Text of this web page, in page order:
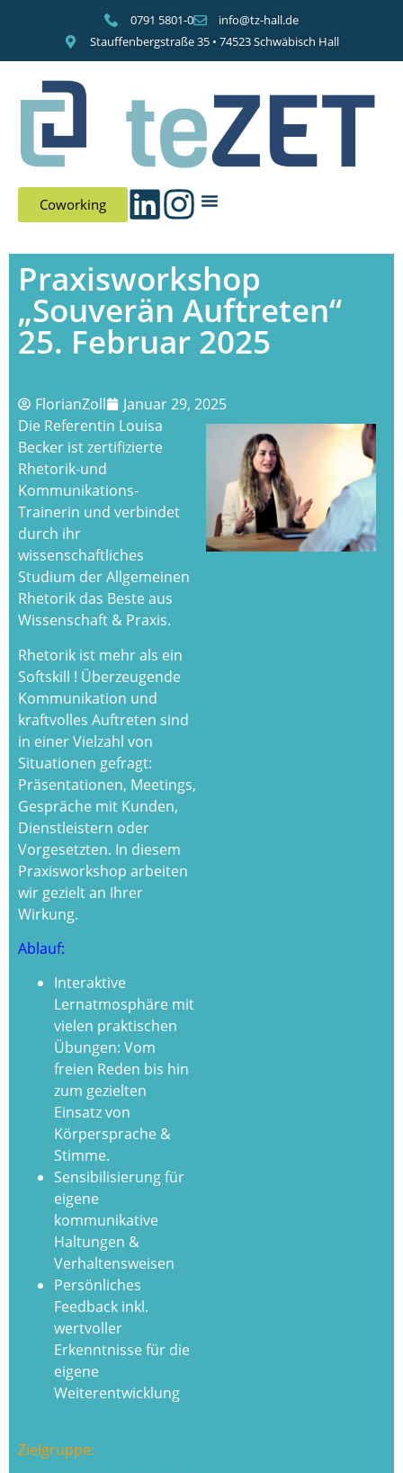
0791 5801-0
info@tz-hall.de
Stauffenbergstraße 35 • 74523 Schwäbisch Hall
Coworking
Praxisworkshop
„Souverän Auftreten“
25. Februar 2025
FlorianZoll
Januar 29, 2025
Die Referentin Louisa
Becker ist zertifizierte
Rhetorik-und
Kommunikations-
Trainerin und verbindet
durch ihr
wissenschaftliches
Studium der Allgemeinen
Rhetorik das Beste aus
Wissenschaft & Praxis.
Rhetorik ist mehr als ein
Softskill ! Überzeugende
Kommunikation und
kraftvolles Auftreten sind
in einer Vielzahl von
Situationen gefragt:
Präsentationen, Meetings,
Gespräche mit Kunden,
Dienstleistern oder
Vorgesetzten. In diesem
Praxisworkshop arbeiten
wir gezielt an Ihrer
Wirkung.
Ablauf:
Interaktive
Lernatmosphäre mit
vielen praktischen
Übungen: Vom
freien Reden bis hin
zum gezielten
Einsatz von
Körpersprache &
Stimme.
Sensibilisierung für
eigene
kommunikative
Haltungen &
Verhaltensweisen
Persönliches
Feedback inkl.
wertvoller
Erkenntnisse für die
eigene
Weiterentwicklung
Zielgruppe: